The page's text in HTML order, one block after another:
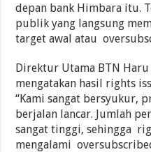
depan bank Himbara itu.
publik yang langsung
target awal atau
Direktur Utama BTN Haru
mengatakan hasil rights
“Kami sangat bersyukur,
berjalan lancar. Jumlah
sangat tinggi, sehingga
mengalami